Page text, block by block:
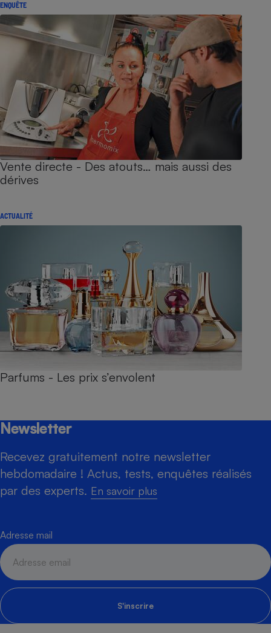
ENQUÊTE
Vente directe - Des atouts… mais aussi des
dérives
ACTUALITÉ
Parfums - Les prix s’envolent
Newsletter
Recevez gratuitement notre newsletter
hebdomadaire ! Actus, tests, enquêtes réalisés
par des experts. En savoir plus
Adresse mail
S'inscrire